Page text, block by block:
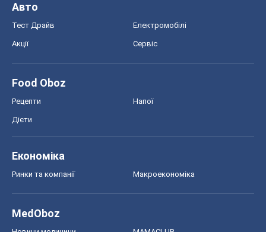
Авто
Тест Драйв Електромобілі
Акції Сервіс
Food Oboz
Рецепти Напої
Дієти
Економіка
Ринки та компанії Макроекономіка
MedOboz